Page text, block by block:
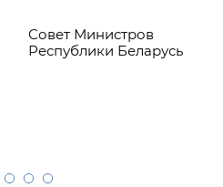
Совет Министров
Республики Беларусь